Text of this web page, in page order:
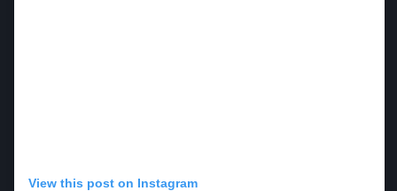
View this post on Instagram